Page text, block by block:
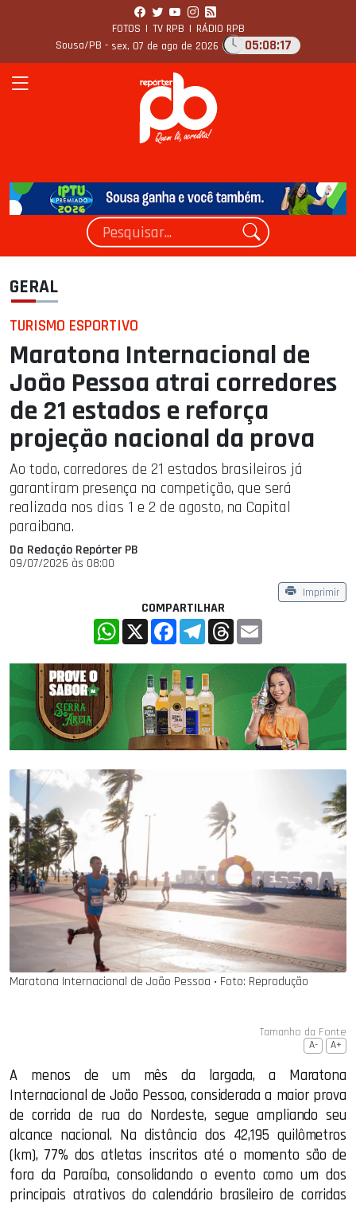
FOTOS | TV RPB | RÁDIO RPB
Sousa/PB - sex, 07 de ago de 2026 05:08:19
GERAL
TURISMO ESPORTIVO
Maratona Internacional de
João Pessoa atrai corredores
de 21 estados e reforça
projeção nacional da prova
Ao todo, corredores de 21 estados brasileiros já
garantiram presença na competição, que será
realizada nos dias 1 e 2 de agosto, na Capital
paraibana.
Da Redação Repórter PB
09/07/2026 às 08:00
Imprimir
COMPARTILHAR
WhatsApp
X FacebookTelegramThreads
Maratona Internacional de João Pessoa ‧ Foto: Reprodução
Tamanho da Fonte
A- A+
A menos de um mês da largada, a Maratona
Internacional de João Pessoa, considerada a maior prova
de corrida de rua do Nordeste, segue ampliando seu
alcance nacional. Na distância dos 42,195 quilômetros
(km), 77% dos atletas inscritos até o momento são de
fora da Paraíba, consolidando o evento como um dos
principais atrativos do calendário brasileiro de corridas